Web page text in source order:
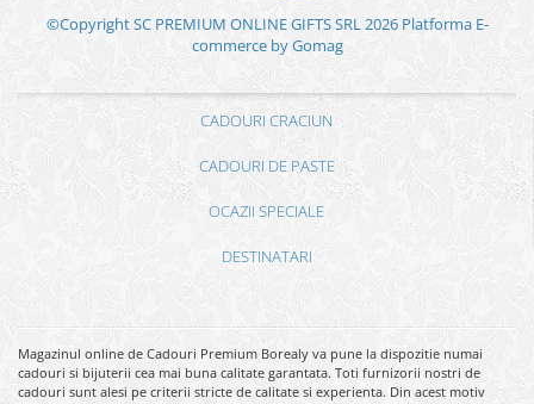
©Copyright SC PREMIUM ONLINE GIFTS SRL 2026 Platforma E-
commerce by Gomag
CADOURI CRACIUN
CADOURI DE PASTE
OCAZII SPECIALE
DESTINATARI
Magazinul online de Cadouri Premium Borealy va pune la dispozitie numai
cadouri si bijuterii cea mai buna calitate garantata. Toti furnizorii nostri de
cadouri sunt alesi pe criterii stricte de calitate si experienta. Din acest motiv